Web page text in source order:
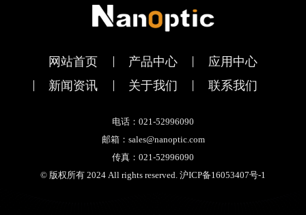
网站首页 产品中心
应用中心
新闻资讯
关于我们 联系我们
电话：021-52996090
邮箱：sales@nanoptic.com
传真：021-52996090
© 版权所有 2024 All rights reserved. 沪ICP备16053407号-1